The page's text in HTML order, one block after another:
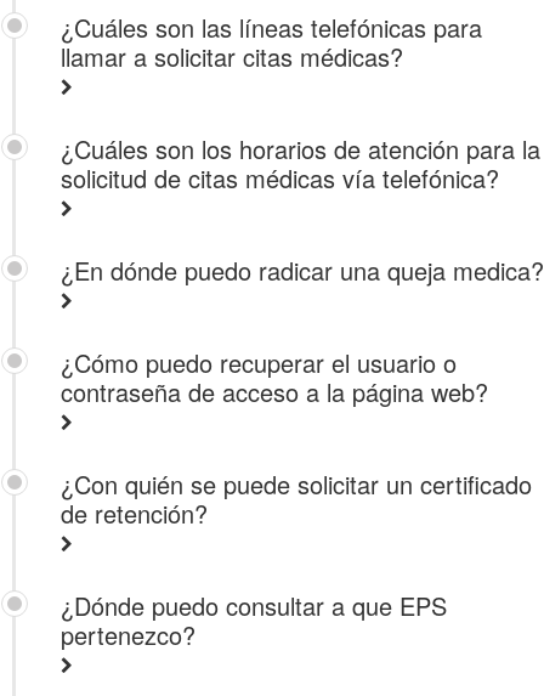
¿Cuáles son las líneas telefónicas para
llamar a solicitar citas médicas?
¿Cuáles son los horarios de atención para la
solicitud de citas médicas vía telefónica?
¿En dónde puedo radicar una queja medica?
¿Cómo puedo recuperar el usuario o
contraseña de acceso a la página web?
¿Con quién se puede solicitar un certificado
de retención?
¿Dónde puedo consultar a que EPS
pertenezco?